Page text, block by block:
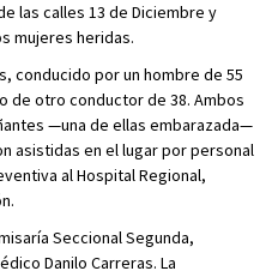
las calles 13 de Diciembre y
mujeres heridas.
conducido por un hombre de 55
de otro conductor de 38. Ambos
—una de ellas embarazada—
asistidas en el lugar por personal
al Hospital Regional,
Seccional Segunda,
Danilo Carreras. La